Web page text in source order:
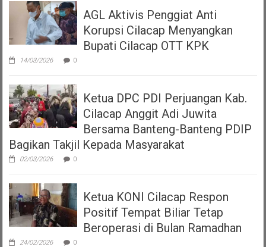
AGL Aktivis Penggiat Anti
Korupsi Cilacap Menyangkan
Bupati Cilacap OTT KPK
14/03/2026 0
Ketua DPC PDI Perjuangan Kab.
Cilacap Anggit Adi Juwita
Bersama Banteng-Banteng PDIP
Bagikan Takjil Kepada Masyarakat
02/03/2026 0
Ketua KONI Cilacap Respon
Positif Tempat Biliar Tetap
Beroperasi di Bulan Ramadhan
24/02/2026 0